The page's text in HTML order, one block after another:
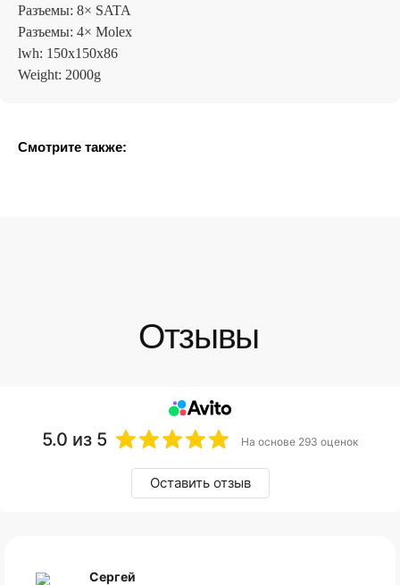
Разъемы: 8× SATA
Разъемы: 4× Molex
lwh: 150x150x86
Weight: 2000g
Смотрите также:
5.0 из 5 На основе 293 оценок
Оставить отзыв
Сергей